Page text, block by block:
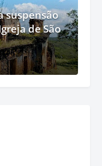
suspensão
de São